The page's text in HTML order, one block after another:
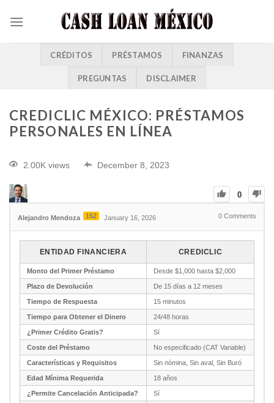
CRÉDITOS PRÉSTAMOS FINANZAS
PREGUNTAS DISCLAIMER
CREDICLIC MÉXICO: PRÉSTAMOS
PERSONALES EN LÍNEA
2.00K views December 8, 2023
0
Alejandro Mendoza 152 January 16, 2026 0 Comments
ENTIDAD FINANCIERA CREDICLIC
Monto del Primer Préstamo Desde $1,000 hasta $2,000
Plazo de Devolución De 15 días a 12 meses
Tiempo de Respuesta 15 minutos
Tiempo para Obtener el Dinero 24/48 horas
¿Primer Crédito Gratis? Sí
Coste del Préstamo No especificado (CAT Variable)
Características y Requisitos Sin nómina, Sin aval, Sin Buró
Edad Mínima Requerida 18 años
¿Permite Cancelación Anticipada? Sí